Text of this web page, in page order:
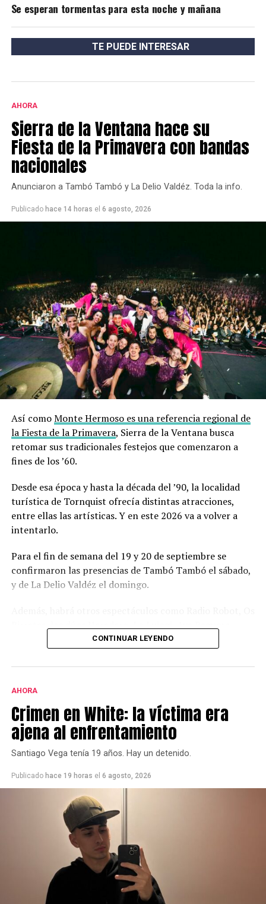
Se esperan tormentas para esta noche y mañana
TE PUEDE INTERESAR
AHORA
Sierra de la Ventana hace su
Fiesta de la Primavera con bandas
nacionales
Anunciaron a Tambó Tambó y La Delio Valdéz. Toda la info.
Publicado hace 14 horas el 6 agosto, 2026
Así comoMonte Hermoso es una referencia regional de
la Fiesta de la Primavera, Sierra de la Ventana busca
retomar sus tradicionales festejos que comenzaron a
fines de los ’60.
Desde esa época y hasta la década del ’90, la localidad
turística de Tornquist ofrecía distintas atracciones,
entre ellas las artísticas. Y en este 2026 va a volver a
intentarlo.
Para el fin de semana del 19 y 20 de septiembre se
confirmaron las presencias de Tambó Tambó el sábado,
y de La Delio Valdéz el domingo.
DeLorean, Fondo Blanco, y Paredes Molina.
La actividad se va a desarrollar en el predio del club
Saldungaray.
Va a haber además food trucks de comida, de cerveza,
feria de artesanos y productores, juegos para los más
chicos y hasta boliche.
La entrada para el sábado tiene un costo de $ 11 mil y
para el domingo, $ 22 mil. Y sacando para los dos días, $
Se consiguen ensierrasuena.com.ar
más información.
CONTINUAR LEYENDO
AHORA
Crimen en White: la víctima era
ajena al enfrentamiento
Santiago Vega tenía 19 años. Hay un detenido.
Publicado hace 19 horas el 6 agosto, 2026